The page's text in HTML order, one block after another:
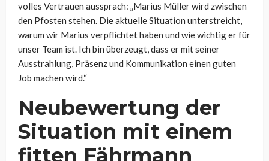
volles Vertrauen aussprach: „Marius Müller wird zwischen
den Pfosten stehen. Die aktuelle Situation unterstreicht,
warum wir Marius verpflichtet haben und wie wichtig er für
unser Team ist. Ich bin überzeugt, dass er mit seiner
Ausstrahlung, Präsenz und Kommunikation einen guten
Job machen wird.“
Neubewertung der
Situation mit einem
fitten Fährmann